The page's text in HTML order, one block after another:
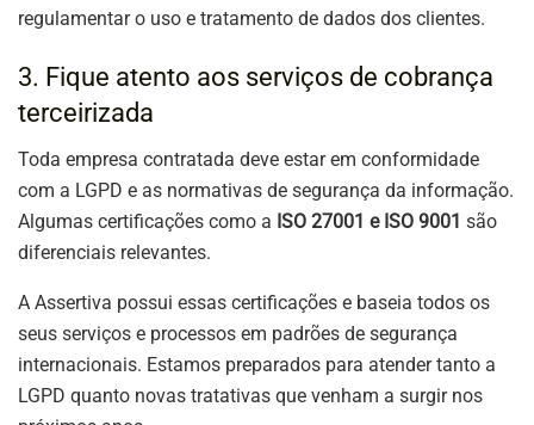
regulamentar o uso e tratamento de dados dos clientes.
3. Fique atento aos serviços de cobrança
terceirizada
Toda empresa contratada deve estar em conformidade
com a LGPD e as normativas de segurança da informação.
Algumas certificações como a ISO 27001 e ISO 9001 são
diferenciais relevantes.
A Assertiva possui essas certificações e baseia todos os
seus serviços e processos em padrões de segurança
internacionais. Estamos preparados para atender tanto a
LGPD quanto novas tratativas que venham a surgir nos